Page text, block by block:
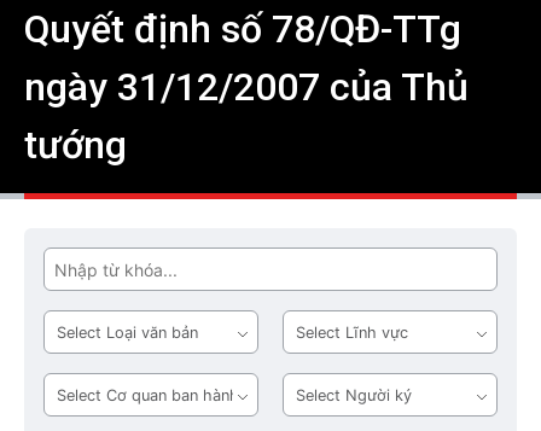
Quyết định số 78/QĐ-TTg
ngày 31/12/2007 của Thủ
tướng
Tìm
Loại
văn
bản
Lĩnh
vực
Cơ
quan
Người
ký